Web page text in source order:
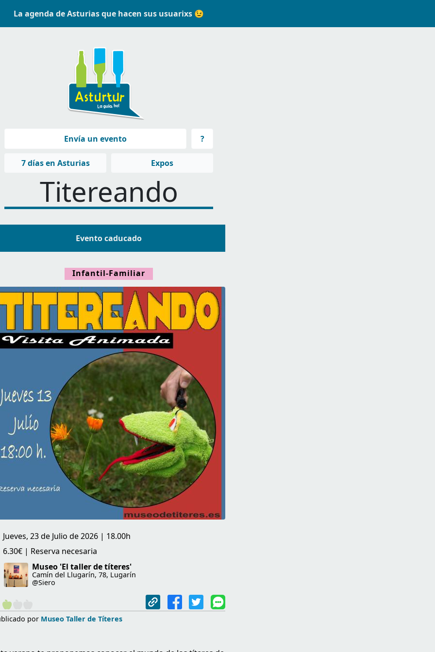
La agenda de Asturias que hacen sus usuarixs 😉
Navegación principal
Envía un evento ?
Navegación principal
7 días en Asturias Expos
Titereando
Evento caducado
Infantil-Familiar
Jueves, 23 de Julio de 2026 | 18.00h
6.30€ | Reserva necesaria
Museo 'El taller de títeres'
Camín del Llugarín, 78, Lugarín
@Siero
por Museo Taller de Títeres